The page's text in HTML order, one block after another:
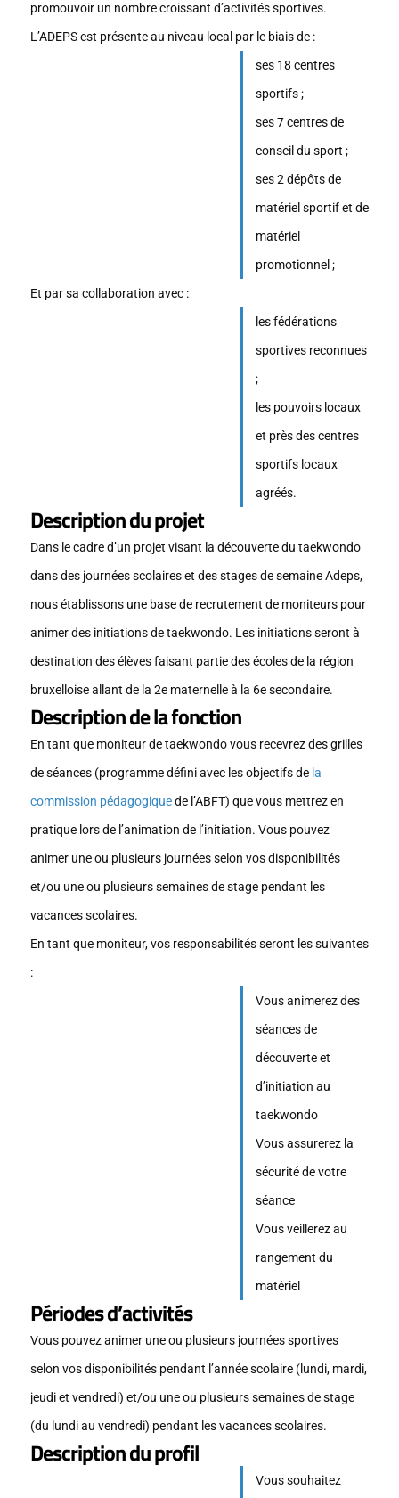
promouvoir un nombre croissant d’activités sportives.
L’ADEPS est présente au niveau local par le biais de :
ses 18 centres
sportifs ;
ses 7 centres de
conseil du sport ;
ses 2 dépôts de
matériel sportif et de
matériel
promotionnel ;
Et par sa collaboration avec :
les fédérations
sportives reconnues
;
les pouvoirs locaux
et près des centres
sportifs locaux
agréés.
Description du projet
Dans le cadre d’un projet visant la découverte du taekwondo
dans des journées scolaires et des stages de semaine Adeps,
nous établissons une base de recrutement de moniteurs pour
animer des initiations de taekwondo. Les initiations seront à
destination des élèves faisant partie des écoles de la région
bruxelloise allant de la 2e maternelle à la 6e secondaire.
Description de la fonction
En tant que moniteur de taekwondo vous recevrez des grilles
de séances (programme défini avec les objectifs de la
commission pédagogiquede l’ABFT) que vous mettrez en
pratique lors de l’animation de l’initiation. Vous pouvez
animer une ou plusieurs journées selon vos disponibilités
et/ou une ou plusieurs semaines de stage pendant les
vacances scolaires.
En tant que moniteur, vos responsabilités seront les suivantes
:
Vous animerez des
séances de
découverte et
d’initiation au
taekwondo
Vous assurerez la
sécurité de votre
séance
Vous veillerez au
rangement du
matériel
Périodes d’activités
Vous pouvez animer une ou plusieurs journées sportives
selon vos disponibilités pendant l’année scolaire (lundi, mardi,
jeudi et vendredi) et/ou une ou plusieurs semaines de stage
(du lundi au vendredi) pendant les vacances scolaires.
Description du profil
Vous souhaitez